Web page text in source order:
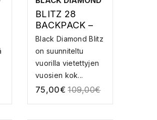
BLITZ 28
BACKPACK –
KIIPEILYREPPU
Black Diamond Blitz
on suunniteltu
vuorilla vietettyjen
vuosien kok...
75,00€ 109,00€